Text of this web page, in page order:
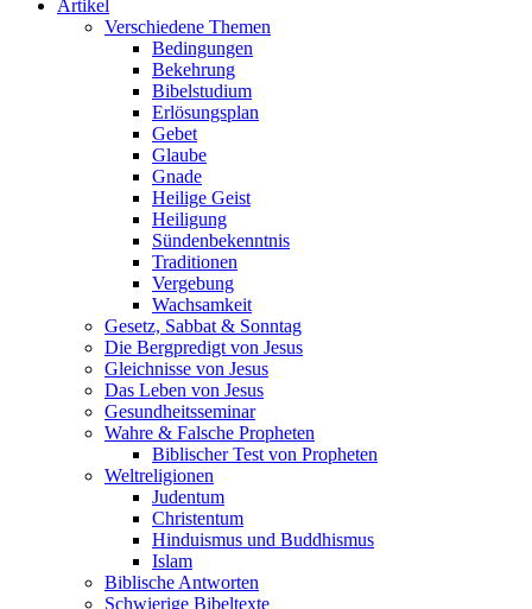
Artikel
Verschiedene Themen
Bedingungen
Bekehrung
Bibelstudium
Erlösungsplan
Gebet
Glaube
Gnade
Heilige Geist
Heiligung
Sündenbekenntnis
Traditionen
Vergebung
Wachsamkeit
Gesetz, Sabbat & Sonntag
Die Bergpredigt von Jesus
Gleichnisse von Jesus
Das Leben von Jesus
Gesundheitsseminar
Wahre & Falsche Propheten
Biblischer Test von Propheten
Weltreligionen
Judentum
Christentum
Hinduismus und Buddhismus
Islam
Biblische Antworten
Schwierige Bibeltexte